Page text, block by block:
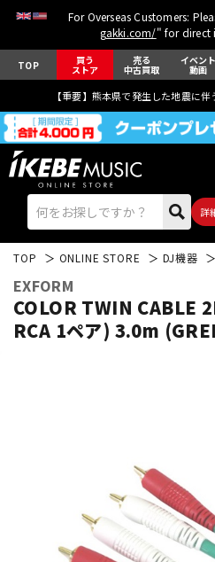
For Overseas Customers:
gakki.com/" for direct
TOP 買う
ストア
売る
中古買取
イベント
動画
【重要】熊本県で発生した地震に
詳
キーボード
TOP ONLINE STORE DJ機器
EXFORM
COLOR TWIN CABLE
RCA 1ペア) 3.0m